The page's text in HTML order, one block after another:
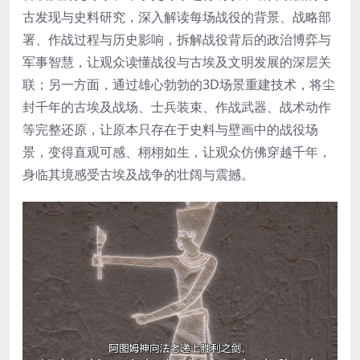
古发现与史料研究，深入解读每场战役的背景、战略部
署、作战过程与历史影响，拆解战役背后的政治博弈与
军事智慧，让观众读懂战役与古埃及文明发展的深层关
联；另一方面，通过雄心勃勃的3D场景重建技术，将尘
封千年的古埃及战场、士兵装束、作战武器、战术动作
等完整还原，让原本只存在于史料与壁画中的战役场
景，变得直观可感、栩栩如生，让观众仿佛穿越千年，
身临其境感受古埃及战争的壮阔与震撼。